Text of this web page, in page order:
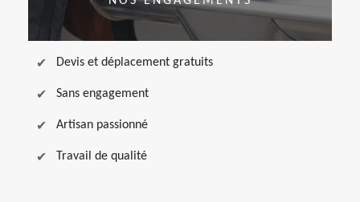
Devis et déplacement gratuits
Sans engagement
Artisan passionné
Travail de qualité